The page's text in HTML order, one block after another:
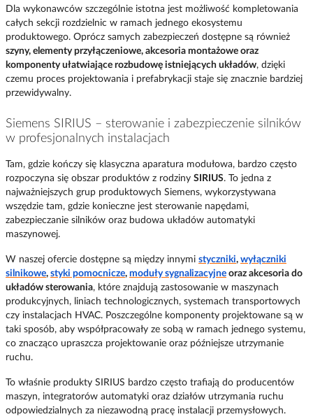
Dla wykonawców szczególnie istotna jest możliwość kompletowania
całych sekcji rozdzielnic w ramach jednego ekosystemu
produktowego. Oprócz samych zabezpieczeń dostępne są również
szyny, elementy przyłączeniowe, akcesoria montażowe oraz
komponenty ułatwiające rozbudowę istniejących układów, dzięki
czemu proces projektowania i prefabrykacji staje się znacznie bardziej
przewidywalny.
Siemens SIRIUS – sterowanie i zabezpieczenie silników
w profesjonalnych instalacjach
Tam, gdzie kończy się klasyczna aparatura modułowa, bardzo często
rozpoczyna się obszar produktów z rodziny SIRIUS. To jedna z
najważniejszych grup produktowych Siemens, wykorzystywana
wszędzie tam, gdzie konieczne jest sterowanie napędami,
zabezpieczanie silników oraz budowa układów automatyki
maszynowej.
W naszej ofercie dostępne są między innymi styczniki, wyłączniki
silnikowe, styki pomocnicze, moduły sygnalizacyjne oraz akcesoria do
układów sterowania, które znajdują zastosowanie w maszynach
produkcyjnych, liniach technologicznych, systemach transportowych
czy instalacjach HVAC. Poszczególne komponenty projektowane są w
taki sposób, aby współpracowały ze sobą w ramach jednego systemu,
co znacząco upraszcza projektowanie oraz późniejsze utrzymanie
ruchu.
To właśnie produkty SIRIUS bardzo często trafiają do producentów
maszyn, integratorów automatyki oraz działów utrzymania ruchu
odpowiedzialnych za niezawodną pracę instalacji przemysłowych.